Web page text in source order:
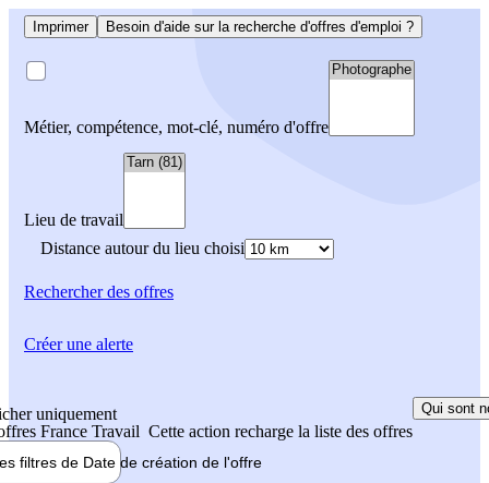
Imprimer Besoin d'aide sur la recherche d'offres d'emploi ?
Métier, compétence, mot-clé, numéro d'offre
Lieu de travail
Distance autour du lieu choisi
Rechercherdes offres
uniquement
France Travail Cette action recharge la liste des offres
Qui sont
filtres de Date de création de l'offre
Créer une alerte